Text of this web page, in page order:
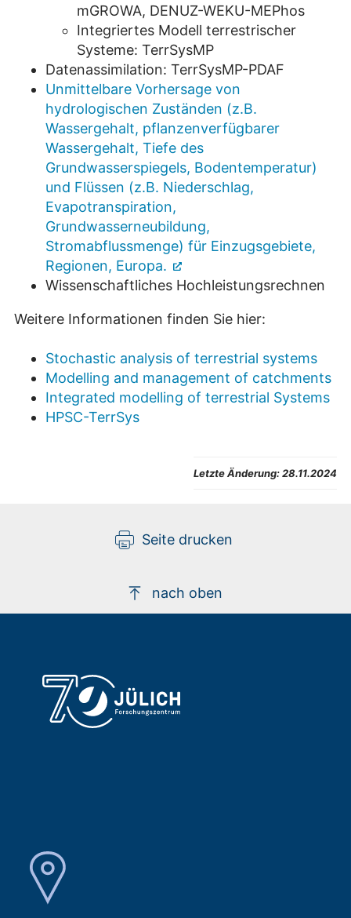
mGROWA, DENUZ-WEKU-MEPhos
Integriertes Modell terrestrischer
Systeme: TerrSysMP
Datenassimilation: TerrSysMP-PDAF
Unmittelbare Vorhersage von
hydrologischen Zuständen (z.B.
Wassergehalt, pflanzenverfügbarer
Wassergehalt, Tiefe des
Grundwasserspiegels, Bodentemperatur)
und Flüssen (z.B. Niederschlag,
Evapotranspiration,
Grundwasserneubildung,
Stromabflussmenge) für Einzugsgebiete,
Regionen, Europa.
Wissenschaftliches Hochleistungsrechnen
Weitere Informationen finden Sie hier:
Stochastic analysis of terrestrial systems
Modelling and management of catchments
Integrated modelling of terrestrial Systems
HPSC-TerrSys
Letzte Änderung:28.11.2024
Seite drucken
nach oben